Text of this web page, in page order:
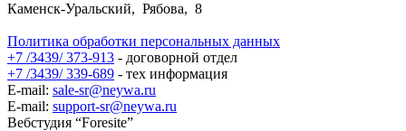
Каменск-Уральский, Рябова, 8
Политика обработки персональных данных
+7 /3439/ 373-913 - договорной отдел
+7 /3439/ 339-689 - тех информация
E-mail: sale-sr@neywa.ru
E-mail: support-sr@neywa.ru
Вебстудия “Foresite”